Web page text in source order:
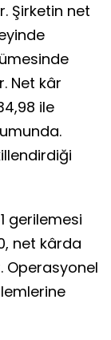
Şirketin net
Net kâr
ile
gerilemesi
net kârda
Operasyonel